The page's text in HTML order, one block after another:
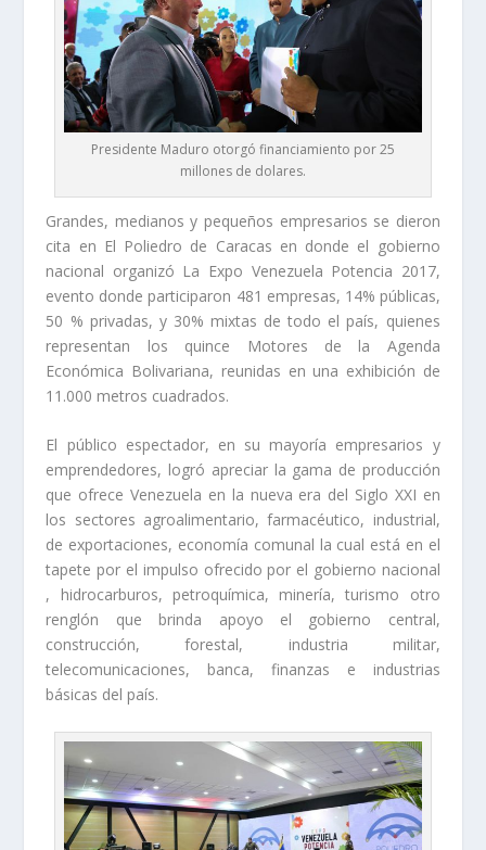
Presidente Maduro otorgó financiamiento por 25
millones de dolares.
Grandes, medianos y pequeños empresarios se dieron
cita en El Poliedro de Caracas en donde el gobierno
nacional organizó La Expo Venezuela Potencia 2017,
evento donde participaron 481 empresas, 14% públicas,
50 % privadas, y 30% mixtas de todo el país, quienes
representan los quince Motores de la Agenda
Económica Bolivariana, reunidas en una exhibición de
11.000 metros cuadrados.
El público espectador, en su mayoría empresarios y
emprendedores, logró apreciar la gama de producción
que ofrece Venezuela en la nueva era del Siglo XXI en
los sectores agroalimentario, farmacéutico, industrial,
de exportaciones, economía comunal la cual está en el
tapete por el impulso ofrecido por el gobierno nacional
, hidrocarburos, petroquímica, minería, turismo otro
renglón que brinda apoyo el gobierno central,
construcción, forestal, industria militar,
telecomunicaciones, banca, finanzas e industrias
básicas del país.